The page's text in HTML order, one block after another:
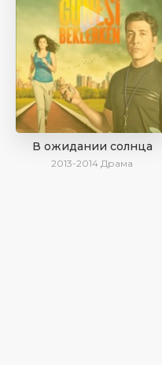
В ожидании солнца
2013-2014 Драма